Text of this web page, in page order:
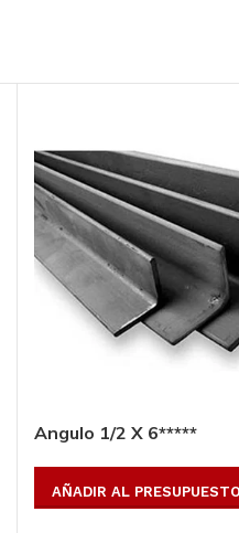
26 X 3.660 MT Largo
PRESUPUESTO
SKU:GROJO12
Angulo 1/2 X 6*****
AÑADIR AL PRESUPUESTO